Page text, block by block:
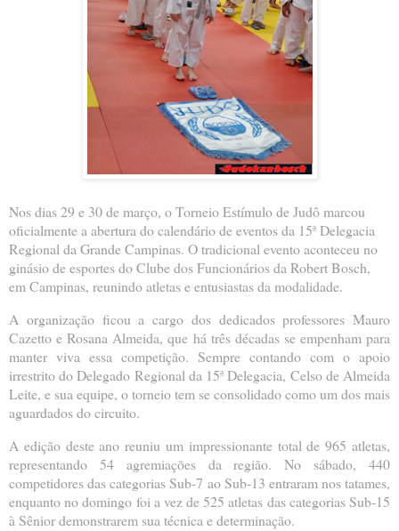
Nos dias 29 e 30 de março, o Torneio Estímulo de Judô marcou
oficialmente a abertura do calendário de eventos da 15ª Delegacia
Regional da Grande Campinas. O tradicional evento aconteceu no
ginásio de esportes do Clube dos Funcionários da Robert Bosch,
em Campinas, reunindo atletas e entusiastas da modalidade.
A organização ficou a cargo dos dedicados professores Mauro
Cazetto e Rosana Almeida, que há três décadas se empenham para
manter viva essa competição. Sempre contando com o apoio
irrestrito do Delegado Regional da 15ª Delegacia, Celso de Almeida
Leite, e sua equipe, o torneio tem se consolidado como um dos mais
aguardados do circuito.
A edição deste ano reuniu um impressionante total de 965 atletas,
representando 54 agremiações da região. No sábado, 440
competidores das categorias Sub-7 ao Sub-13 entraram nos tatames,
enquanto no domingo foi a vez de 525 atletas das categorias Sub-15
à Sênior demonstrarem sua técnica e determinação.